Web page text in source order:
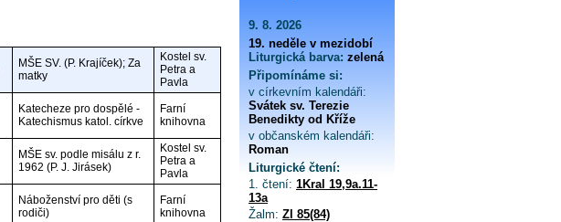
MŠE SV. (P. Krajíček); Za
matky
Kostel sv.
Petra a
Pavla
Katecheze pro dospělé -
Katechismus katol. církve
Farní
knihovna
MŠE sv. podle misálu z r.
1962 (P. J. Jirásek)
Kostel sv.
Petra a
Pavla
Náboženství pro děti (s
rodiči)
Farní
knihovna
9. 8. 2026
19. neděle v mezidobí
Liturgická barva: zelená
Připomínáme si:
v církevním kalendáři:
Svátek sv. Terezie
Benedikty od Kříže
v občanském kalendáři:
Roman
Liturgické čtení:
1. čtení: 1Kral 19,9a.11-
13a
Žalm: Zl 85(84)